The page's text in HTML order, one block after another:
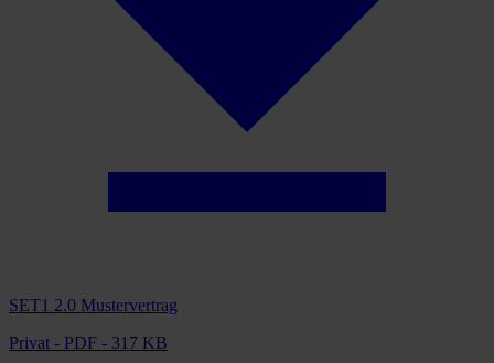
SET1 2.0 Mustervertrag
Privat - PDF - 317 KB